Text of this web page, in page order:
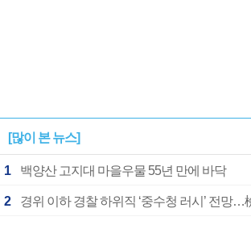
[많이 본 뉴스]
1 백양산 고지대 마을우물 55년 만에 바닥
2 경위 이하 경찰 하위직 ‘중수청 러시’ 전망…